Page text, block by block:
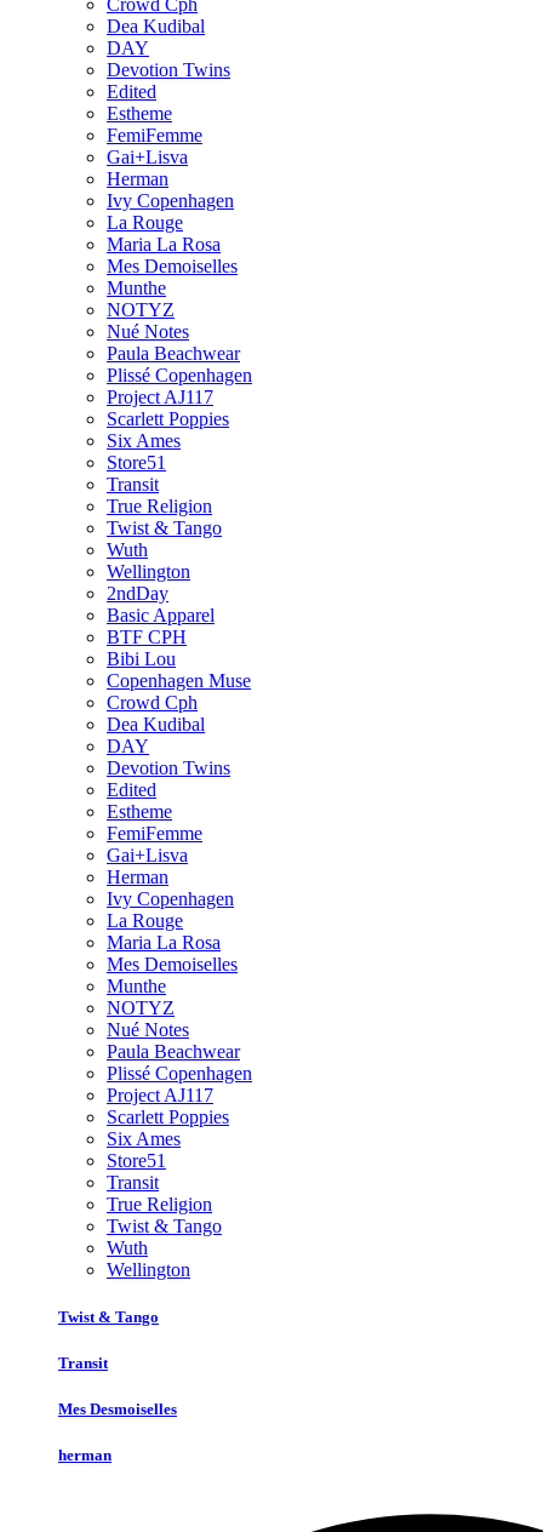
Dea Kudibal
DAY
Devotion Twins
Edited
Estheme
FemiFemme
Gai+Lisva
Herman
Ivy Copenhagen
La Rouge
Maria La Rosa
Mes Demoiselles
Munthe
NOTYZ
Nué Notes
Paula Beachwear
Plissé Copenhagen
Project AJ117
Scarlett Poppies
Six Ames
Store51
Transit
True Religion
Twist & Tango
Wuth
Wellington
2ndDay
Basic Apparel
BTF CPH
Bibi Lou
Copenhagen Muse
Crowd Cph
Dea Kudibal
DAY
Devotion Twins
Edited
Estheme
FemiFemme
Gai+Lisva
Herman
Ivy Copenhagen
La Rouge
Maria La Rosa
Mes Demoiselles
Munthe
NOTYZ
Nué Notes
Paula Beachwear
Plissé Copenhagen
Project AJ117
Scarlett Poppies
Six Ames
Store51
Transit
True Religion
Twist & Tango
Wuth
Wellington
Twist & Tango
Transit
Mes Desmoiselles
herman